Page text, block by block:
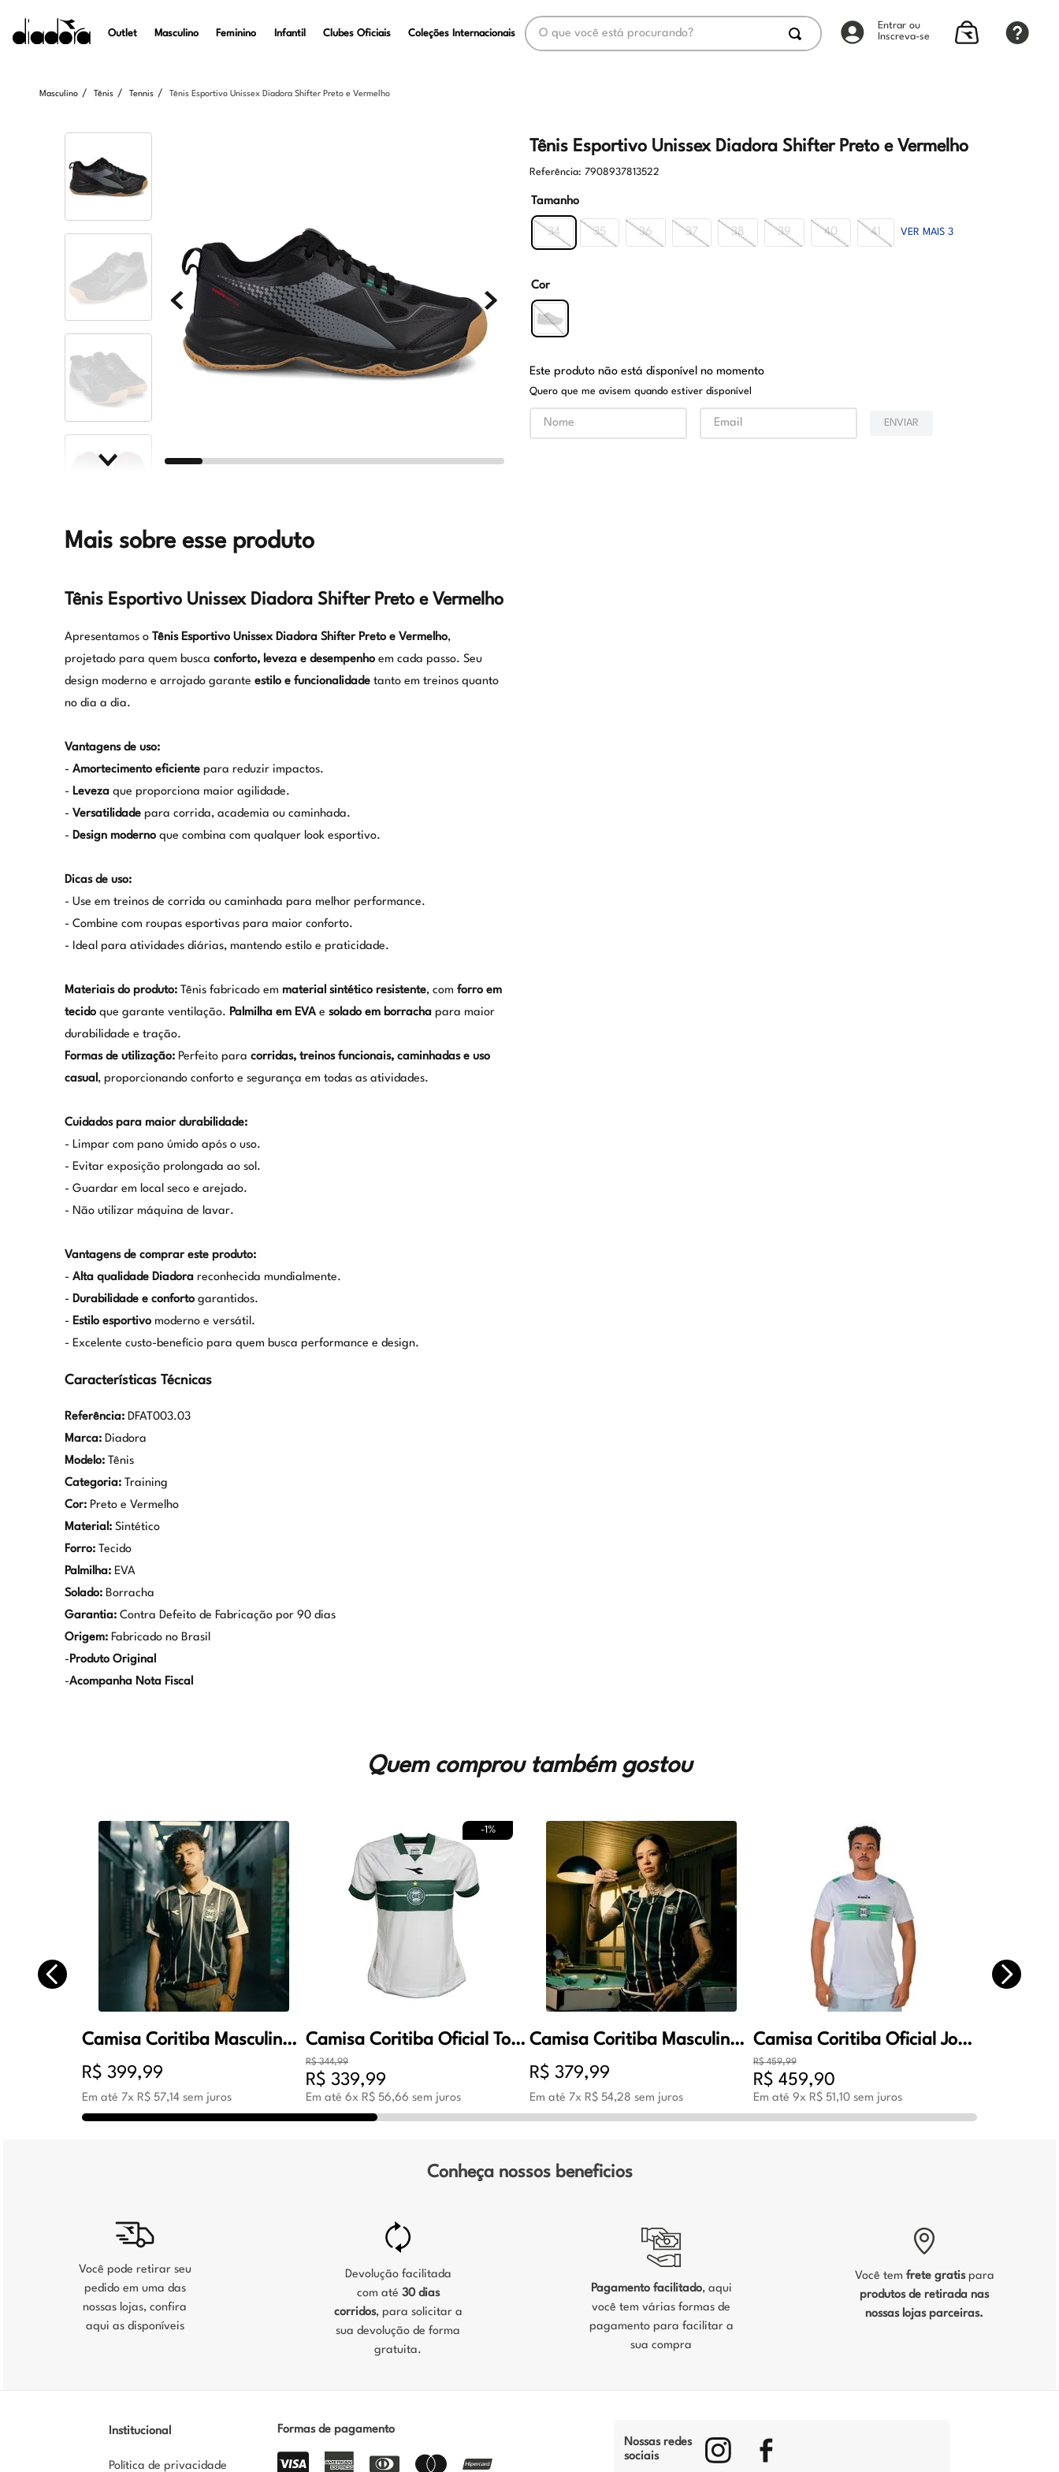
Outlet Masculino Feminino Infantil Clubes Oficiais Coleções Internacionais
O que você está procurando?
Entrar ou
Inscreva-se
Masculino Tênis Tennis Tênis Esportivo Unissex Diadora Shifter Preto e Vermelho
Mais sobre esse produto
Tênis Esportivo Unissex Diadora Shifter Preto e Vermelho
Apresentamos o Tênis Esportivo Unissex Diadora Shifter Preto e Vermelho,
projetado para quem busca conforto, leveza e desempenhoem cada passo. Seu
design moderno e arrojado garante estilo e funcionalidadetanto em treinos quanto
no dia a dia.
Vantagens de uso:
- Amortecimento eficientepara reduzir impactos.
- Levezaque proporciona maior agilidade.
- Versatilidadepara corrida, academia ou caminhada.
- Design modernoque combina com qualquer look esportivo.
Dicas de uso:
- Use em treinos de corrida ou caminhada para melhor performance.
- Combine com roupas esportivas para maior conforto.
- Ideal para atividades diárias, mantendo estilo e praticidade.
Materiais do produto:Tênis fabricado em material sintético resistente, com forro em
tecidoque garante ventilação. Palmilha em EVAe solado em borrachapara maior
durabilidade e tração.
Formas de utilização:Perfeito para corridas, treinos funcionais, caminhadas e uso
casual , proporcionando conforto e segurança em todas as atividades.
Cuidados para maior durabilidade:
- Limpar com pano úmido após o uso.
- Evitar exposição prolongada ao sol.
- Guardar em local seco e arejado.
- Não utilizar máquina de lavar.
Vantagens de comprar este produto:
- Alta qualidade Diadorareconhecida mundialmente.
- Durabilidade e confortogarantidos.
- Estilo esportivomoderno e versátil.
- Excelente custo-benefício para quem busca performance e design.
Características Técnicas
Referência:DFAT003.03
Marca:Diadora
Modelo:Tênis
Categoria:Training
Cor:Preto e Vermelho
Material:Sintético
Forro:Tecido
Palmilha:EVA
Solado:Borracha
Garantia:Contra Defeito de Fabricação por 90 dias
Origem:Fabricado no Brasil
-Produto Original
-Acompanha Nota Fiscal
Tênis Esportivo Unissex Diadora Shifter Preto e Vermelho
Referência: 7908937813522
Tamanho
34 35 36 37 38 39 40 41 VER MAIS 3
Cor
Este produto não está disponível no momento
Quero que me avisem quando estiver disponível
ENVIAR
Quem comprou também gostou
Camisa Coritiba Masculina Oficial Jogo 2 2026 Verde
R$ 399,99
Em até 7x R$ 57,14 sem juros
-1%
Camisa Coritiba Oficial Torcedor 1 Feminino Branco e Verde
R$ 344,99
R$ 339,99
Em até6x R$ 56,66 sem juros
Camisa Coritiba Masculina Oficial Jogo 2 2026 Verde
R$ 379,99
Em até 7x R$ 54,28 sem juros
Camisa Coritiba Oficial Jogo 1 Masculino
R$ 459,99
R$ 459,90
Em até 9x R$ 51,10sem juros
Conheça nossos beneficios
Você pode retirar seu
pedido em uma das
nossas lojas, confira
aqui as disponíveis
Devolução facilitada
com até 30 dias
corridos, para solicitar a
sua devolução de forma
gratuita.
Pagamento facilitado, aqui
você tem várias formas de
pagamento para facilitar a
sua compra
Você tem frete gratispara
produtos de retirada nas
nossas lojas parceiras.
Institucional
Política de privacidade
Formas de pagamento
Nossas redes
sociais